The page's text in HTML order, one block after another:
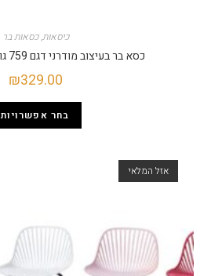
כיסאות,כסאות בר
כסא בר בעיצוב מודרני דגם 759 גובה מושב 65 ס”מ
₪329.00
בחר אפשרויות
אזל המלאי